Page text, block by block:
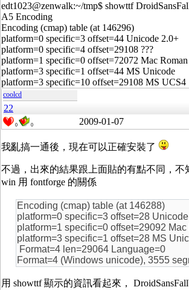
edt1023@zenwalk:~/tmp$ showttf
A5 Encoding
Encoding (cmap) table (at 146296)
platform=0 specific=3 offset=44 Unicode 2.0+
platform=0 specific=4 offset=29108 ???
platform=1 specific=0 offset=72072 Mac Roman
platform=3 specific=1 offset=44 MS Unicode
platform=3 specific=10 offset=29108 MS UCS4
coolcd
22
0 0 2009-01-07
我亂搞一通後，現在可以正確安裝了
不過，出來的結果跟上面貼的有點不同，不
win 用 fontforge 的關係
Encoding (cmap) table (at 146288)
platform=0 specific=3 offset=28
platform=1 specific=0 offset=29092 Mac
platform=3 specific=1 offset=28 MS
Format=4 len=29064 Language=0
Format=4 (Windows unicode), 3555
用 showttf 顯示的資訊看起來，